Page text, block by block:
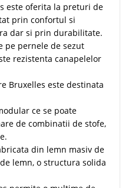
este oferita la preturi de
prin confortul si
dar si prin durabilitate.
pe pernele de sezut
rezistenta canapelelor
Bruxelles este destinata
ce se poate
de combinatii de stofe,
din lemn masiv de
lemn, o structura solida